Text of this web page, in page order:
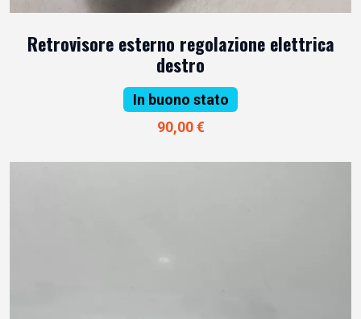
Retrovisore esterno regolazione elettrica
destro
In buono stato
90,00 €